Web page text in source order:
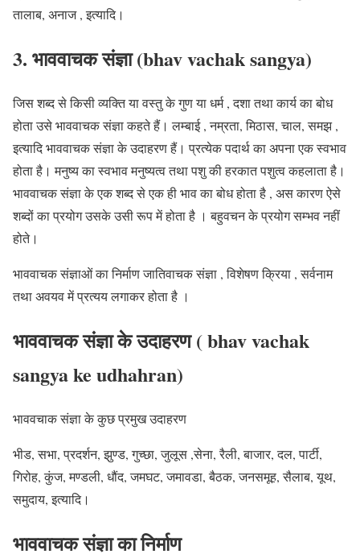
तालाब, अनाज , इत्यादि।
3. भाववाचक संज्ञा (bhav vachak sangya)
जिस शब्द से किसी व्यक्ति या वस्तु केगुण या धर्म , दशा तथा कार्य का बोध
होता उसेभाववाचक संज्ञाकहते हैं।लम्बाई , नम्रता, मिठास, चाल, समझ,
इत्यादि भाववाचक संज्ञा के उदाहरण हैं। प्रत्येक पदार्थ का अपना एक स्वभाव
होता है। मनुष्य का स्वभाव मनुष्यत्व तथा पशु की हरकात पशुत्व कहलाता है।
भाववाचक संज्ञा के एक शब्द से एक ही भाव का बोध होता है , अस कारण ऐसे
शब्दों का प्रयोग उसके उसी रूप में होता है । बहुवचन के प्रयोग सम्भव नहीं
होते।
भाववाचक संज्ञाओं का निर्माण जातिवाचक संज्ञा , विशेषण क्रिया , सर्वनाम
तथा अवयव में प्रत्यय लगाकर होता है ।
भाववाचक संज्ञा के उदाहरण ( bhav vachak
sangya ke udhahran)
भाववचाक संज्ञा के कुछ प्रमुख उदाहरण
भीड, सभा, प्रदर्शन, झुण्ड, गुच्छा, जुलूस ,सेना, रैली, बाजार, दल, पार्टी,
गिरोह, कुंज, मण्डली, धौंद, जमघट, जमावडा, बैठक, जनसमूह, सैलाब, यूथ,
समुदाय, इत्यादि।
भाववाचक संज्ञा का निर्माण